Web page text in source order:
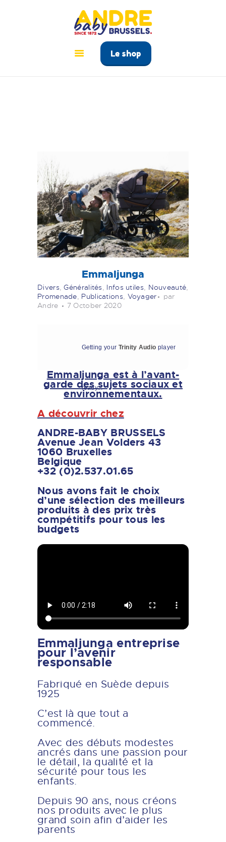
Le shop
ANDRÉ BABY BRUSSELS
Le tout pour bébé à Bruxelles
ACCUEIL
Emmaljunga
Divers,Généralités, Infos utiles, Nouveauté,
Promenade, Publications, Voyager
par
Andre
7 October 2020
Getting your Trinity Audio player
ready...
Emmaljunga est à l’avant-
garde des sujets sociaux et
environnementaux.
A découvrir chez
ANDRE-BABY BRUSSELS
Avenue Jean Volders 43
1060 Bruxelles
Belgique
+32 (0)2.537.01.65
Nous avons fait le choix
d’une sélection des meilleurs
produits à des prix très
compétitifs pour tous les
budgets
Emmaljunga entreprise
pour l’avenir
responsable
Fabriqué en Suède depuis
1925
C’est là que tout a
commencé.
Avec des débuts modestes
ancrés dans une passion pour
le détail, la qualité et la
sécurité pour tous les
enfants.
Depuis 90 ans, nous créons
nos produits avec le plus
grand soin afin d’aider les
parents